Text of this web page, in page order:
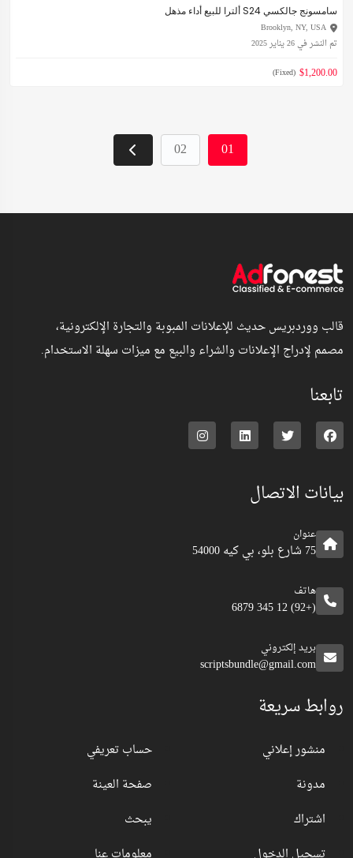
سامسونج جالكسي S24 ألترا للبيع أداء مذهل
Brooklyn, NY, USA
تم النشر في 26 يناير 2025
$1,200.00
(Fixed)
01
02
قالب ووردبريس حديث للإعلانات المبوبة والتجارة الإلكترونية،
مصمم لإدراج الإعلانات والشراء والبيع مع ميزات سهلة الاستخدام.
تابعنا
بيانات الاتصال
عنوان
75 شارع بلو، بي كيه 54000
هاتف
(+92) 12 345 6879
بريد إلكتروني
scriptsbundle@gmail.com
روابط سريعة
منشور إعلاني
مدونة
اشتراك
حساب تعريفي
صفحة العينة
يبحث